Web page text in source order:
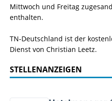
Mittwoch und Freitag
enthalten.
TN-Deutschland ist der
Dienst von Christian Leetz.
STELLENANZEIGEN